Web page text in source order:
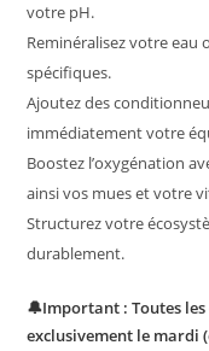
votre pH.
Reminéralisez votre eau
spécifiques.
Ajoutez des
immédiatement votre
Boostez l’oxygénation
ainsi vos mues et votre
Structurez votre
durablement.
🔔Important :Toutes
exclusivement le mardi